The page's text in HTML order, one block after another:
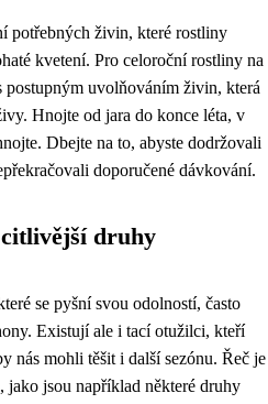
potřebných živin, které rostliny
kvetení. Pro celoroční rostliny na
postupným uvolňováním živin, která
Hnojte od jara do konce léta, v
Dbejte na to, abyste dodržovali
doporučené dávkování.
druhy
se pyšní svou odolností, často
Existují ale i tací otužilci, kteří
nás mohli těšit i další sezónu. Řeč je
jako jsou například některé druhy